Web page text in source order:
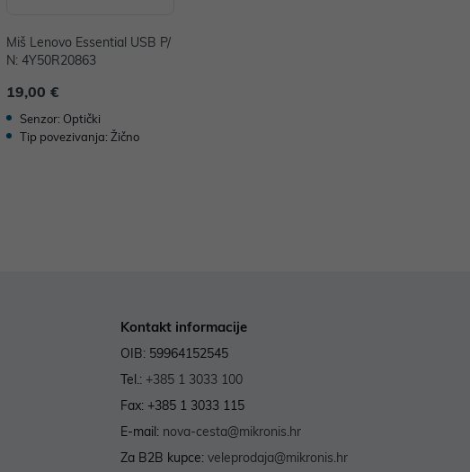
Miš Lenovo Essential USB P/
N: 4Y50R20863
19,00 €
Senzor: Optički
Tip povezivanja: Žično
Kontakt informacije
OIB: 59964152545
Tel.: +385 1 3033 100
Fax: +385 1 3033 115
E-mail: nova-cesta@mikronis.hr
Za B2B kupce: veleprodaja@mikronis.hr